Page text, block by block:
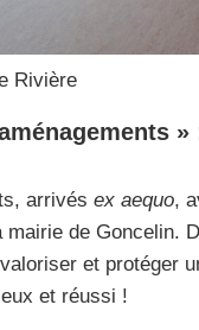
Rivière
»
arrivés ex aequo,
mairie de Goncelin.
et protéger
et réussi !